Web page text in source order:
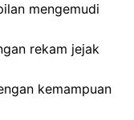
mengemudi
rekam jejak
kemampuan